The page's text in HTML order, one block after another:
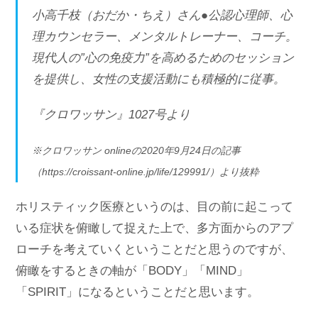
小高千枝（おだか・ちえ）さん●公認心理師、心
理カウンセラー、メンタルトレーナー、コーチ。
現代人の”心の免疫力”を高めるためのセッション
を提供し、女性の支援活動にも積極的に従事。
『クロワッサン』1027号より
※クロワッサン onlineの2020年9月24日の記事
（https://croissant-online.jp/life/129991/）より抜粋
ホリスティック医療というのは、目の前に起こって
いる症状を俯瞰して捉えた上で、多方面からのアプ
ローチを考えていくということだと思うのですが、
俯瞰をするときの軸が「BODY」「MIND」
「SPIRIT」になるということだと思います。